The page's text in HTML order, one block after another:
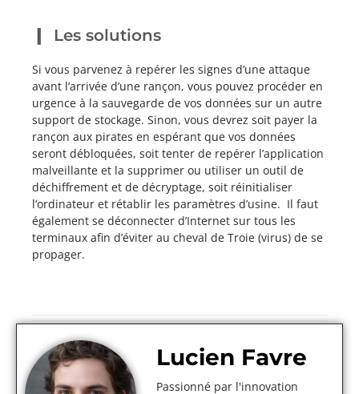
Les solutions
Si vous parvenez à repérer les signes d’une attaque
avant l’arrivée d’une rançon, vous pouvez procéder en
urgence à la sauvegarde de vos données sur un autre
support de stockage. Sinon, vous devrez soit payer la
rançon aux pirates en espérant que vos données
seront débloquées, soit tenter de repérer l’application
malveillante et la supprimer ou utiliser un outil de
déchiffrement et de décryptage, soit réinitialiser
l’ordinateur et rétablir les paramètres d’usine. Il faut
également se déconnecter d’Internet sur tous les
terminaux afin d’éviter au cheval de Troie (virus) de se
propager.
Lucien Favre
Passionné par l'innovation